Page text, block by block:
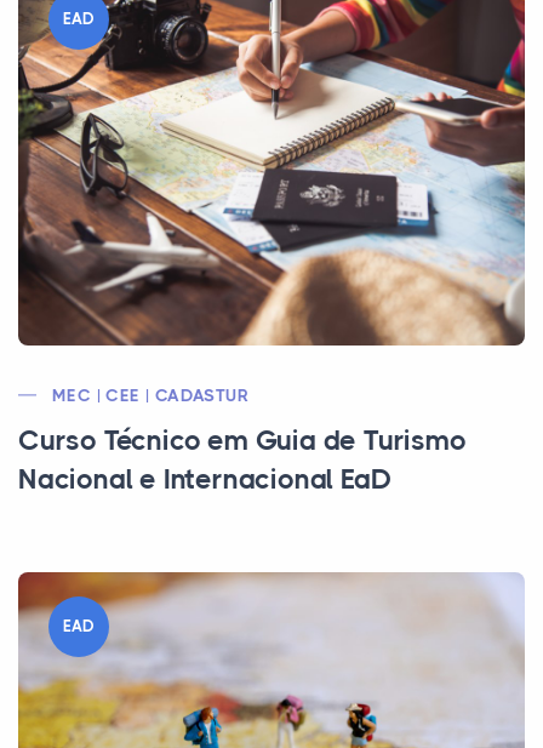
EAD
MEC | CEE | CADASTUR
Curso Técnico em Guia de Turismo
Nacional e Internacional EaD
EAD